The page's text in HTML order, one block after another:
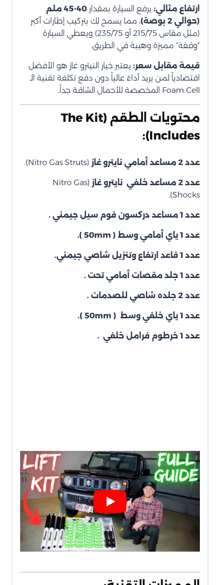
ارتفاع مثالي: يرفع السيارة بمقدار
40-45 ملم
(حوالي 2 بوصة)
، مما يسمح لك بتركيب إطارات أكبر
(مثل مقاس 215/75 أو 235/75) ويعطي السيارة
“وقفة” مميزة وهيبة في الطريق.
قيمة مقابل سعر: يعتبر خيار النيترو غاز هو الأفضل
اقتصادياً لمن يريد أداءً عالياً دون دفع تكلفة تقنية الـ
Foam Cell المخصصة للأحمال الشاقة جداً.
محتويات الطقم (The Kit
Includes):
عدد 2 مساعد أمامي نايترو غاز (Nitro Gas Struts).
عدد 2 مساعد خلفي نايترو غاز
(Nitro Gas
Shocks).
عدد 1 مساعد دركسون فوم سيل جيمني .
عدد 1 ياي أمامي وسط ( 50mm ).
عدد 1 قاعد ارتفاع وتنزيل شاصي جيمني.
عدد 1 جلد مقصات أمامي تحت .
عدد 2 جلده شاصي للصدمات .
عدد 1 ياي خلفي وسط ( 50mm ).
عدد 1 خرطوم فرامل خلفي .